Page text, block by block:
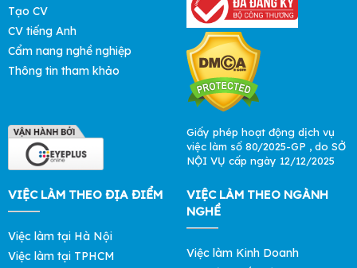
Tạo CV
CV tiếng Anh
Cẩm nang nghề nghiệp
Thông tin tham khảo
Giấy phép hoạt động dịch vụ
việc làm số 80/2025-GP , do SỞ
NỘI VỤ cấp ngày 12/12/2025
VIỆC LÀM THEO ĐỊA ĐIỂM
Việc làm tại Hà Nội
Việc làm tại TPHCM
VIỆC LÀM THEO NGÀNH
NGHỀ
Việc làm Kinh Doanh